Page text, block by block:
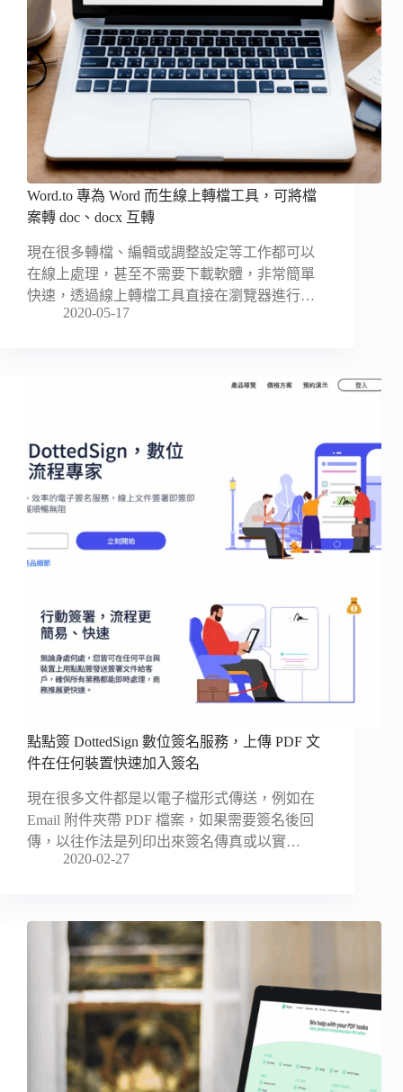
Word.to 專為 Word 而生線上轉檔工具，可將檔
案轉 doc、docx 互轉
現在很多轉檔、編輯或調整設定等工作都可以
在線上處理，甚至不需要下載軟體，非常簡單
快速，透過線上轉檔工具直接在瀏覽器進行…
2020-05-17
點點簽 DottedSign 數位簽名服務，上傳 PDF 文
件在任何裝置快速加入簽名
現在很多文件都是以電子檔形式傳送，例如在
Email 附件夾帶 PDF 檔案，如果需要簽名後回
傳，以往作法是列印出來簽名傳真或以實…
2020-02-27